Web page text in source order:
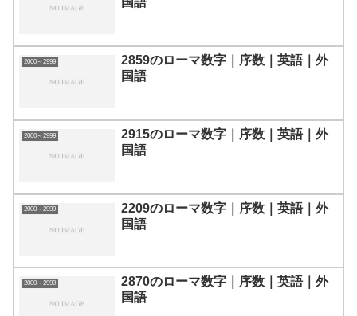
2000～2999
2859のローマ数字｜序数｜英語｜外
国語
2000～2999
2915のローマ数字｜序数｜英語｜外
国語
2000～2999
2209のローマ数字｜序数｜英語｜外
国語
2000～2999
2870のローマ数字｜序数｜英語｜外
国語